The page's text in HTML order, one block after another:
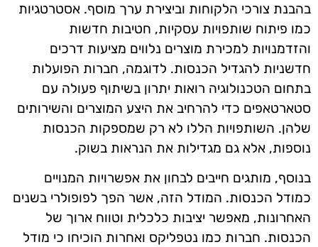
בהבנת צורכי הלקוחות וביצירת ערך מוסף. אסטרטגיות
כמו פיתוח שותפויות עסקיות, חטיבות חדשות
והזדמנויות למכירת מוצרים נלווים מציעות דרכים
חדשניות להגדיל הכנסות. לדוגמה, חברות הפועלות
בתחום הטכנולוגיה רואות יתרון בשיתוף פעולה עם
סטארטאפים כדי להרחיב את היצע המוצרים והשירותים
שלהן. השותפויות הללו לא רק שמספקות הכנסות
נוספות, אלא גם מגדילות את הנראות בשוק.
בנוסף, מותגים חייבים לבחון את אפשרויות המנויים
כמודל הכנסות. המודל הזה, אשר הפך לפופולרי בשנים
האחרונות, מאפשר יציבות כלכלית וטווח ארוך של
הכנסות. חברות כמו נטפליקס ואחרות הוכיחו כי מודל